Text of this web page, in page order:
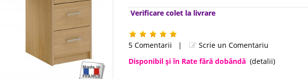
Verificare colet la livrare
5 Comentarii |
Scrie un Comentariu
Disponibil şi în Rate fără dobândă (detalii)